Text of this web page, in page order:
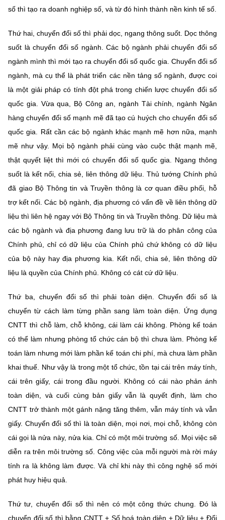
số thì tạo ra doanh nghiệp số, và từ đó hình thành nền kinh tế số.
Thứ hai, chuyển đổi số thì phải dọc, ngang thông suốt. Dọc thông
suốt là chuyển đổi số ngành. Các bộ ngành phải chuyển đổi số
ngành mình thì mới tạo ra chuyển đổi số quốc gia. Chuyển đổi số
ngành, mà cụ thể là phát triển các nền tảng số ngành, được coi
là một giải pháp có tính đột phá trong chiến lược chuyển đổi số
quốc gia. Vừa qua, Bộ Công an, ngành Tài chính, ngành Ngân
hàng chuyển đổi số mạnh mẽ đã tạo cú huých cho chuyển đổi số
quốc gia. Rất cần các bộ ngành khác mạnh mẽ hơn nữa, mạnh
mẽ như vậy. Mọi bộ ngành phải cùng vào cuộc thật mạnh mẽ,
thật quyết liệt thì mới có chuyển đổi số quốc gia. Ngang thông
suốt là kết nối, chia sẻ, liên thông dữ liệu. Thủ tướng Chính phủ
đã giao Bộ Thông tin và Truyền thông là cơ quan điều phối, hỗ
trợ kết nối. Các bộ ngành, địa phương có vấn đề về liên thông dữ
liệu thì liên hệ ngay với Bộ Thông tin và Truyền thông. Dữ liệu mà
các bộ ngành và địa phương đang lưu trữ là do phân công của
Chính phủ, chỉ có dữ liệu của Chính phủ chứ không có dữ liệu
của bộ này hay địa phương kia. Kết nối, chia sẻ, liên thông dữ
liệu là quyền của Chính phủ. Không có cát cứ dữ liệu.
Thứ ba, chuyển đổi số thì phải toàn diện. Chuyển đổi số là
chuyển từ cách làm từng phần sang làm toàn diện. Ứng dụng
CNTT thì chỗ làm, chỗ không, cái làm cái không. Phòng kế toán
có thể làm nhưng phòng tổ chức cán bộ thì chưa làm. Phòng kế
toán làm nhưng mới làm phần kế toán chi phí, mà chưa làm phần
khai thuế. Như vậy là trong một tổ chức, tồn tại cái trên máy tính,
cái trên giấy, cái trong đầu người. Không có cái nào phản ánh
toàn diện, và cuối cùng bản giấy vẫn là quyết định, làm cho
CNTT trở thành một gánh nặng tăng thêm, vẫn máy tính và vẫn
giấy. Chuyển đổi số thì là toàn diện, mọi nơi, mọi chỗ, không còn
cái gọi là nửa này, nửa kia. Chỉ có một môi trường số. Mọi việc sẽ
diễn ra trên môi trường số. Công việc của mỗi người mà rời máy
tính ra là không làm được. Và chỉ khi này thì công nghệ số mới
phát huy hiệu quả.
Thứ tư, chuyển đổi số thì nên có một công thức chung. Đó là
chuyển đổi số thì bằng CNTT + Số hoá toàn diện + Dữ liệu + Đổi